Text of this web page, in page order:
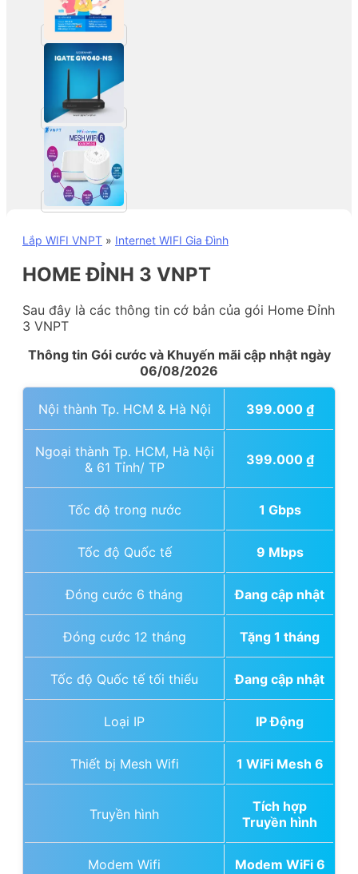
Lắp WIFI VNPT » Internet WIFI Gia Đình
HOME ĐỈNH 3 VNPT
Sau đây là các thông tin cớ bản của gói Home Đỉnh
3 VNPT
Thông tin Gói cước và Khuyến mãi cập nhật ngày
06/08/2026
Nội thành Tp. HCM & Hà Nội 399.000 ₫
Ngoại thành Tp. HCM, Hà Nội
& 61 Tỉnh/ TP
399.000 ₫
Tốc độ trong nước 1 Gbps
Tốc độ Quốc tế 9 Mbps
Đóng cước 6 tháng Đang cập nhật
Đóng cước 12 tháng Tặng 1 tháng
Tốc độ Quốc tế tối thiểu Đang cập nhật
Loại IP IP Động
Thiết bị Mesh Wifi 1 WiFi Mesh 6
Truyền hình
Tích hợp
Truyền hình
Modem Wifi Modem WiFi 6